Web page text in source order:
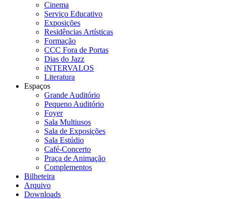
Cinema
Serviço Educativo
Exposições
Residências Artísticas
Formação
CCC Fora de Portas
Dias do Jazz
iNTERVALOS
Literatura
Espaços
Grande Auditório
Pequeno Auditório
Foyer
Sala Multiusos
Sala de Exposições
Sala Estúdio
Café-Concerto
Praça de Animação
Complementos
Bilheteira
Arquivo
Downloads